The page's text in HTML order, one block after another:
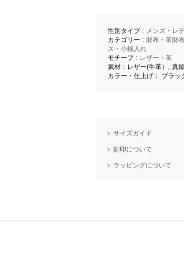
性別タイプ : メンズ ・ レ
カテゴリー : 財布・革財
ス・小銭入れ
モチーフ : レザー・革
素材：レザー(牛革）, 真
カラー・仕上げ： ブラッ
サイズガイド
刻印について
ラッピングについて